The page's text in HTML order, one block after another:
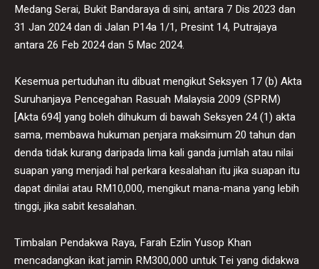
Medang Serai, Bukit Bandaraya di sini, antara 7 Dis 2023 dan
31 Jan 2024 dan di Jalan P14a 1/1, Presint 14, Putrajaya
antara 26 Feb 2024 dan 5 Mac 2024.
Kesemua pertuduhan itu dibuat mengikut Seksyen 17 (b) Akta
Suruhanjaya Pencegahan Rasuah Malaysia 2009 (SPRM)
[Akta 694] yang boleh dihukum di bawah Seksyen 24 (1) akta
sama, membawa hukuman penjara maksimum 20 tahun dan
denda tidak kurang daripada lima kali ganda jumlah atau nilai
suapan yang menjadi hal perkara kesalahan itu jika suapan itu
dapat dinilai atau RM10,000, mengikut mana-mana yang lebih
tinggi, jika sabit kesalahan.
Timbalan Pendakwa Raya, Farah Ezlin Yusop Khan
mencadangkan ikat jamin RM300,000 untuk Tei yang didakwa